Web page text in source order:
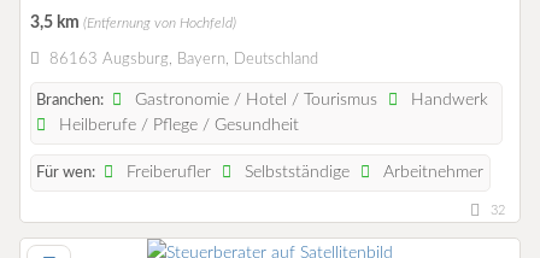
mbB
3,5 km (Entfernung von Hochfeld)
86163 Augsburg, Bayern, Deutschland
Branchen: Gastronomie / Hotel / Tourismus
Handwerk
Heilberufe / Pflege / Gesundheit
Für wen: Freiberufler Selbstständige Arbeitnehmer
32